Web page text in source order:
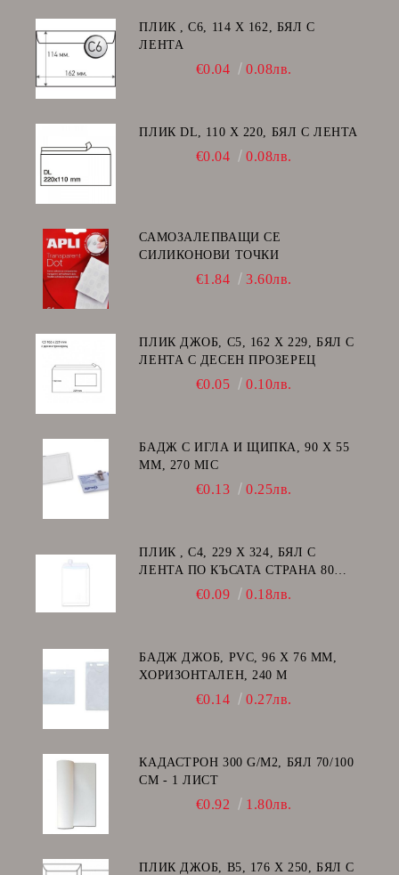
ПЛИК , C6, 114 Х 162, БЯЛ С
ЛЕНТА
€0.04 0.08лв.
ПЛИК DL, 110 Х 220, БЯЛ С ЛЕНТА
€0.04 0.08лв.
САМОЗАЛЕПВАЩИ СЕ
СИЛИКОНОВИ ТОЧКИ
€1.84 3.60лв.
ПЛИК ДЖОБ, C5, 162 Х 229, БЯЛ С
ЛЕНТА С ДЕСЕН ПРОЗЕРЕЦ
€0.05 0.10лв.
БАДЖ С ИГЛА И ЩИПКА, 90 Х 55
ММ, 270 MIC
€0.13 0.25лв.
ПЛИК , C4, 229 Х 324, БЯЛ С
ЛЕНТА ПО КЪСАТА СТРАНА 80
€0.09 0.18лв.
БАДЖ ДЖОБ, PVC, 96 Х 76 ММ,
ХОРИЗОНТАЛЕН, 240 Μ
€0.14 0.27лв.
КАДАСТРОН 300 G/M2, БЯЛ 70/100
СМ - 1 ЛИСТ
€0.92 1.80лв.
ПЛИК ДЖОБ, В5, 176 Х 250, БЯЛ С